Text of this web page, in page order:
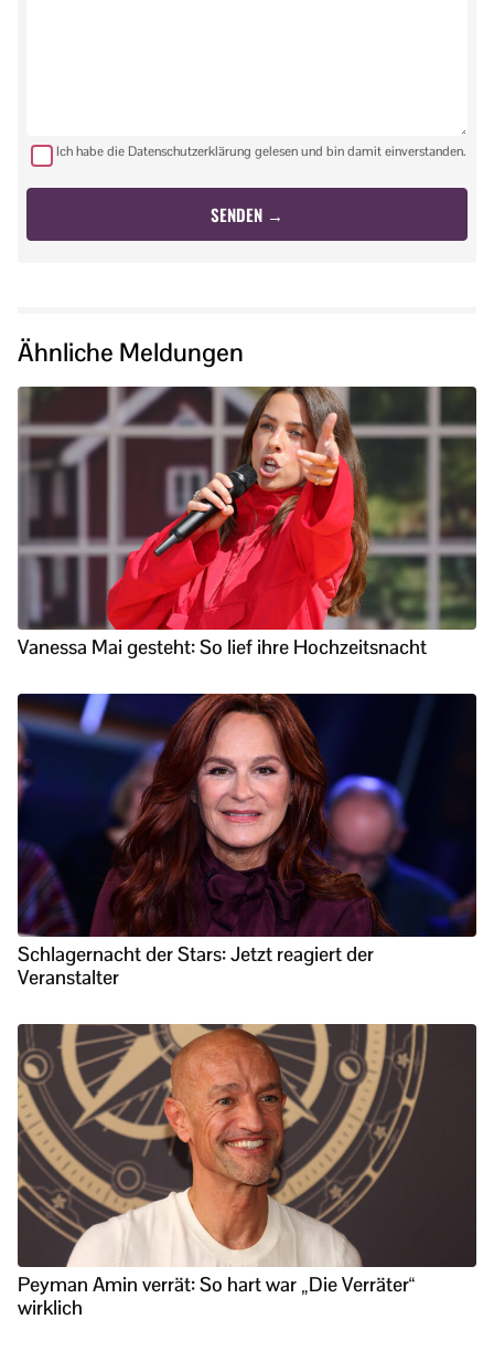
Ich habe die Datenschutzerklärung gelesen und bin damit einverstanden.
Ähnliche Meldungen
Vanessa Mai gesteht: So lief ihre Hochzeitsnacht
Schlagernacht der Stars: Jetzt reagiert der
Veranstalter
Peyman Amin verrät: So hart war „Die Verräter“
wirklich